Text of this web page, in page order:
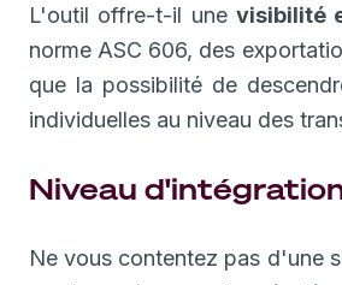
L'outil offre-t-il une visibilité
norme ASC 606, des
que la possibilité de
individuelles au niveau des
Niveau
Ne vous contentez pas d'une